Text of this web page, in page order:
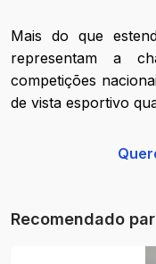
Mais do que
representam a
competições
de vista esportivo
Recomendado